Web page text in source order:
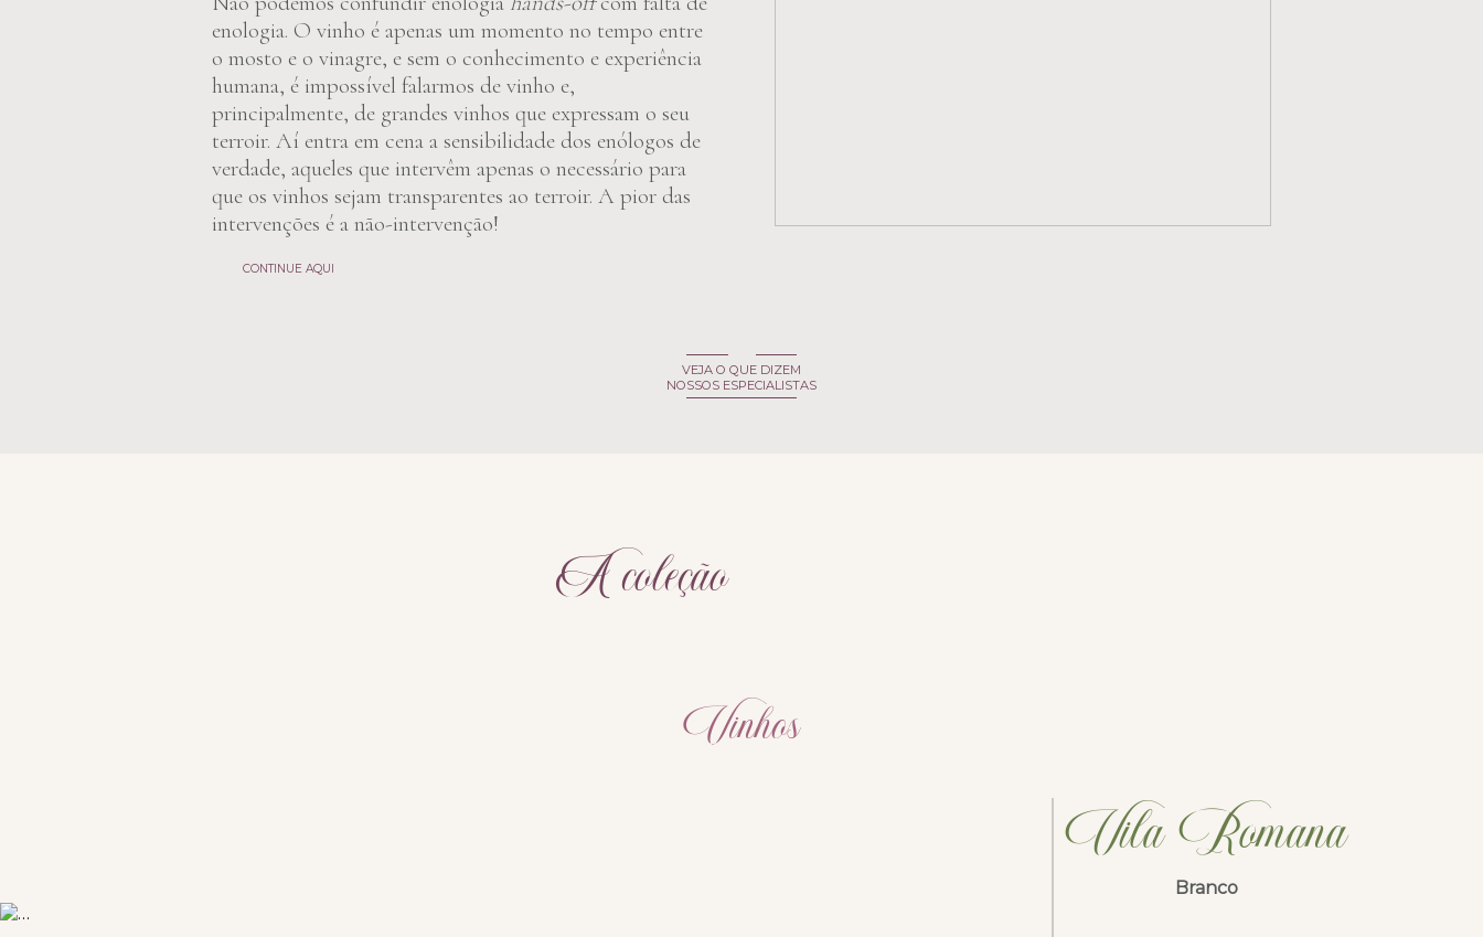
enologia. O vinho é apenas um momento no tempo entre
o mosto e o vinagre, e sem o conhecimento e experiência
humana, é impossível falarmos de vinho e,
principalmente, de grandes vinhos que expressam o seu
terroir. Aí entra em cena a sensibilidade dos enólogos de
verdade, aqueles que intervêm apenas o necessário para
que os vinhos sejam transparentes ao terroir. A pior das
intervenções é a não-intervenção!
CONTINUE AQUI
VEJA O QUE DIZEM
NOSSOS ESPECIALISTAS
A coleção
Vinhos
Vila Romana
Branco